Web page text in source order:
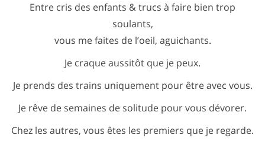
Entre cris des enfants & trucs à faire bien trop
soulants,
vous me faites de l’oeil, aguichants.
Je craque aussitôt que je peux.
Je prends des trains uniquement pour être avec vous.
Je rêve de semaines de solitude pour vous dévorer.
Chez les autres, vous êtes les premiers que je regarde.